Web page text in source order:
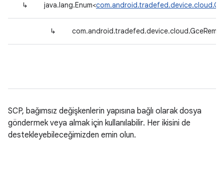
↳ java.lang.Enum<
↳
SCP, bağımsız değişkenlerin yapısına bağlı olarak dosya
göndermek veya almak için kullanılabilir. Her ikisini de
destekleyebileceğimizden emin olun.